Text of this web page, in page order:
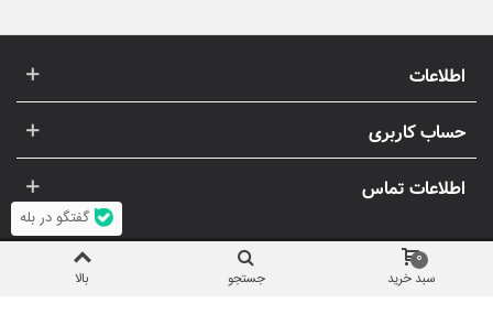
اطلاعات
حساب کاربری
اطلاعات تماس
سبد خرید
0
جستجو بالا
گفتگو در بله